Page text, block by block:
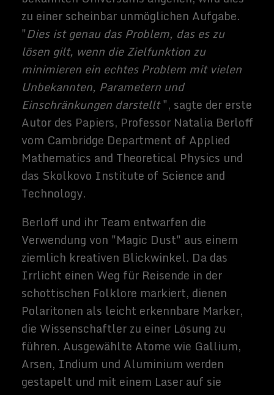
Skolkovo Institute of Science and
Technology (wo die Experimente
durchgeführt wurden) erklärte:"Wir stehen
erst am Anfang der Erforschung des
Potenzials von Polariton-Diagrammen zur
Lösung komplexer Probleme... Wir
skalieren derzeit unser Gerät auf Hunderte
von Knoten, während wir seine
grundlegende Rechenleistung testen. Das
Endziel ist ein Mikrochip-
Quantensimulator, der unter
Umgebungsbedingungen arbeitet.
Nicht nur die Tiefen der Astrophysik bergen
unlösbare Probleme. Biologie, Finanzen,
Raumfahrt und andere haben tiefe Quellen
Supercomputer, der "Magic Dust" nutzt,
um den Weg zu einer einfachen Lösung zu
ebnen, vielleicht beantworten kann.
Folge mir auf